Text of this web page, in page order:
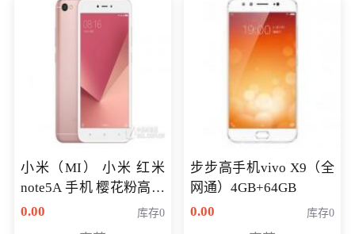
小米（MI） 小米 红米
note5A 手机 樱花粉高配
版 全网通(3G+32G)
0.00 库存0
步步高手机vivo X9（全
网通）4GB+64GB
0.00
库存0